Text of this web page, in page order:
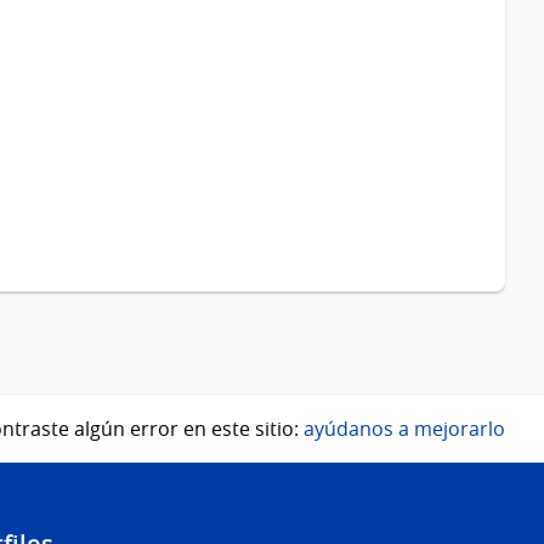
algún error en este sitio: ayúdanos a mejorarlo